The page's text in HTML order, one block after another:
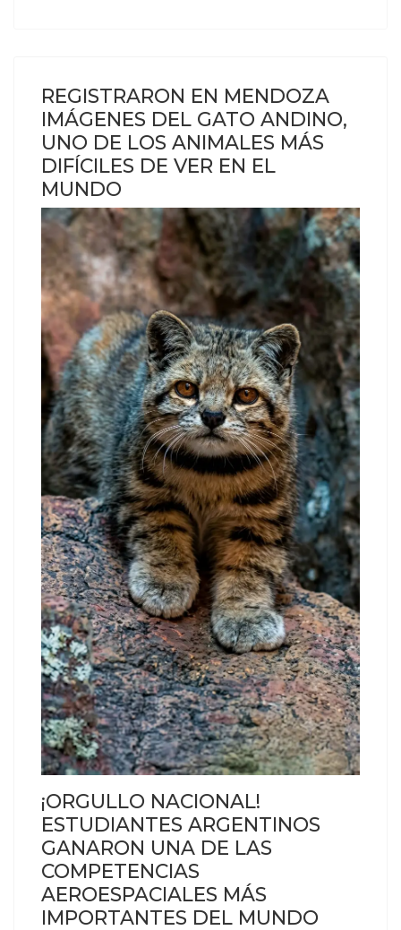
REGISTRARON EN MENDOZA
IMÁGENES DEL GATO ANDINO,
UNO DE LOS ANIMALES MÁS
DIFÍCILES DE VER EN EL
MUNDO
¡ORGULLO NACIONAL!
ESTUDIANTES ARGENTINOS
GANARON UNA DE LAS
COMPETENCIAS
AEROESPACIALES MÁS
IMPORTANTES DEL MUNDO